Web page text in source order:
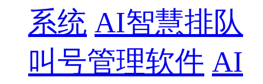
系统 AI智慧排队
叫号管理软件 AI